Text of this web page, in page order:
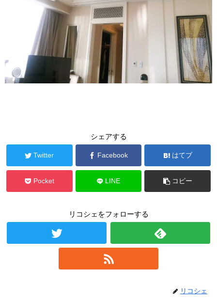
シェアする
Twitter Facebook はてブ
Pocket LINE コピー
リコシェをフォローする
リコシェ